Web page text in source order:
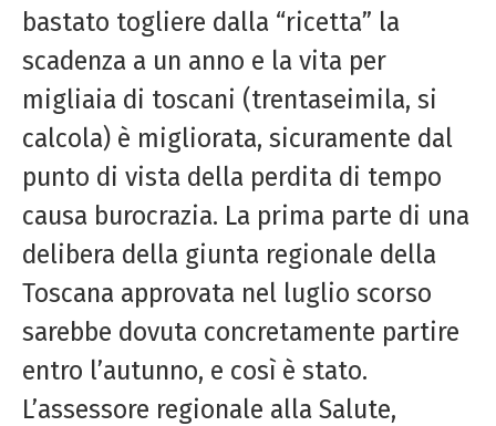
bastato togliere dalla “ricetta” la
scadenza a un anno e la vita per
migliaia di toscani (trentaseimila, si
calcola) è migliorata, sicuramente dal
punto di vista della perdita di tempo
causa burocrazia. La prima parte di una
delibera della giunta regionale della
Toscana approvata nel luglio scorso
sarebbe dovuta concretamente partire
entro l’autunno, e così è stato.
L’assessore regionale alla Salute,